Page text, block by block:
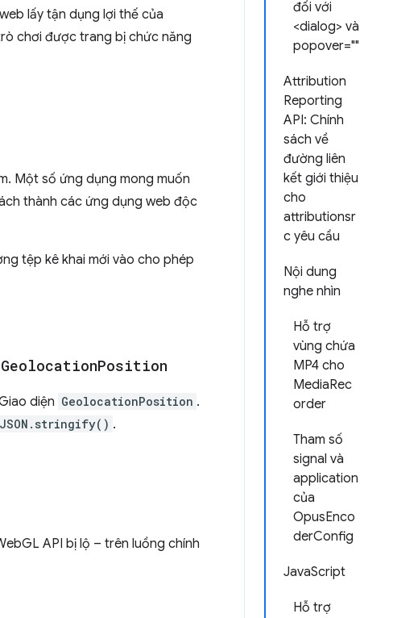
đối với
<dialog> và
popover=""
Attribution
Reporting
API: Chính
sách về
đường liên
kết giới thiệu
cho
attributionsr
c yêu cầu
Nội dung
nghe nhìn
Hỗ trợ
vùng chứa
MP4 cho
MediaRec
order
Tham số
signal và
application
của
OpusEnco
derConfig
JavaScript
Hỗ trợ
lấy tận dụng lợi thế của
chơi được trang bị chức năng
Một số ứng dụng mong muốn
thành các ứng dụng web độc
tệp kê khai mới vào cho phép
GeolocationPosition
diện GeolocationPosition .
JSON.stringify() .
API bị lộ – trên luồng chính